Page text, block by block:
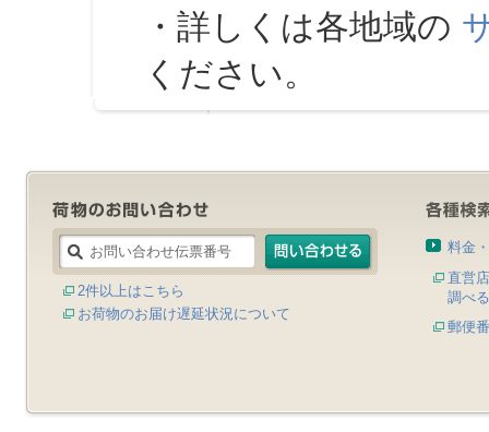
・詳しくは各地域の
ください。
2件以上はこちら
お荷物のお届け遅延状況について
料金
直営
調べる
郵便